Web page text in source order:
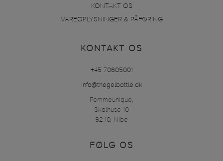
KONTAKT OS
VAREOPLYSNINGER & PÅFØRING
KONTAKT OS
+45 70605001
info@thegelbottle.dk
Femmeunique,
Skalhuse 10
9240, Nibe
FØLG OS